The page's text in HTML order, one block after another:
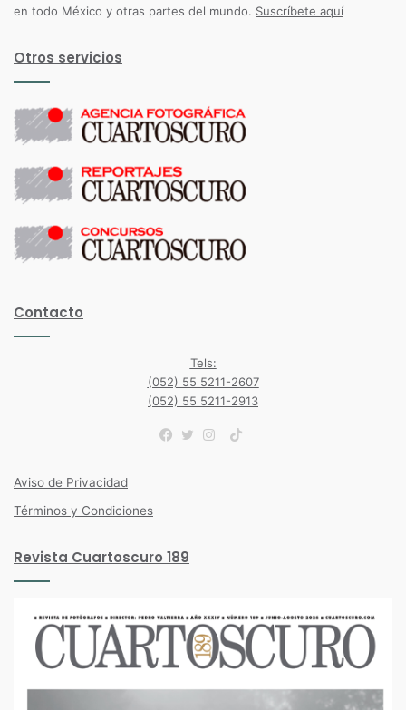
en todo México y otras partes del mundo. Suscríbete aquí
Otros servicios
Contacto
Tels:
(052) 55 5211-2607
(052) 55 5211-2913
TikTok
Aviso de Privacidad
Términos y Condiciones
Revista Cuartoscuro 189